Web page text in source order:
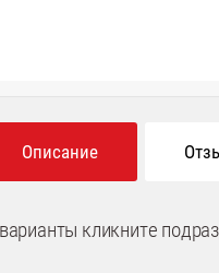
Описание
кликните